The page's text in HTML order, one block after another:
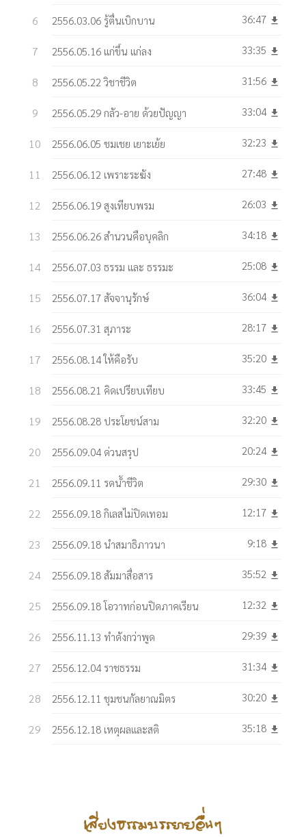
2556.03.06 รู้ตื่นเบิกบาน 36:47 get_app
2556.05.16 แก่ขึ้น แก่ลง 33:35 get_app
2556.05.22 วิชาชีวิต 31:56 get_app
2556.05.29 กลัว-อาย ด้วยปัญญา 33:04 get_app
2556.06.05 ชมเชย เยาะเย้ย 32:23 get_app
2556.06.12 เพราะระฆัง 27:48 get_app
2556.06.19 สูงเทียบพรม 26:03 get_app
2556.06.26 สำนวนคือบุคลิก 34:18 get_app
2556.07.03 ธรรม และ ธรรมะ 25:08 get_app
2556.07.17 สัจจานุรักษ์ 36:04 get_app
2556.07.31 สุภาระ 28:17 get_app
2556.08.14 ให้คือรับ 35:20 get_app
2556.08.21 คิดเปรียบเทียบ 33:45 get_app
2556.08.28 ประโยชน์สาม 32:20 get_app
2556.09.04 ด่วนสรุป 20:24 get_app
2556.09.11 รดน้ำชีวิต 29:30 get_app
2556.09.18 กิเลสไม่ปิดเทอม 12:17 get_app
2556.09.18 นำสมาธิภาวนา 9:18 get_app
2556.09.18 สัมมาสื่อสาร 35:52 get_app
2556.09.18 โอวาทก่อนปิดภาคเรียน 12:32 get_app
2556.11.13 ทำดังกว่าพูด 29:39 get_app
2556.12.04 ราชธรรม 31:34 get_app
2556.12.11 ชุมชนกัลยาณมิตร 30:20 get_app
2556.12.18 เหตุผลและสติ 35:18 get_app